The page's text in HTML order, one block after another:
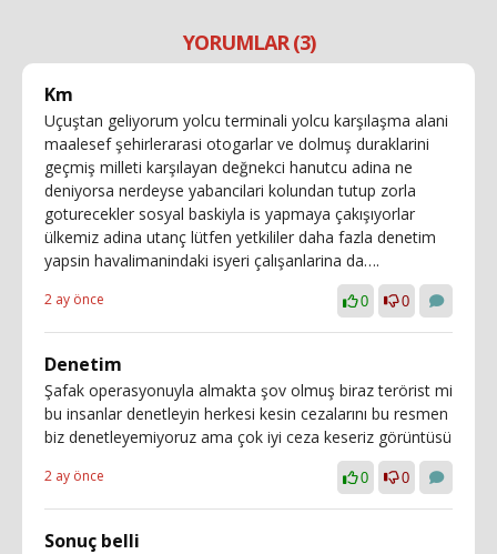
YORUMLAR (3)
Km
Uçuştan geliyorum yolcu terminali yolcu karşılaşma alani
maalesef şehirlerarasi otogarlar ve dolmuş duraklarini
geçmiş milleti karşılayan değnekci hanutcu adina ne
deniyorsa nerdeyse yabancilari kolundan tutup zorla
goturecekler sosyal baskiyla is yapmaya çakışıyorlar
ülkemiz adina utanç lütfen yetkililer daha fazla denetim
yapsin havalimanindaki isyeri çalışanlarina da….
2 ay önce 0 0
Denetim
Şafak operasyonuyla almakta şov olmuş biraz terörist mi
bu insanlar denetleyin herkesi kesin cezalarını bu resmen
biz denetleyemiyoruz ama çok iyi ceza keseriz görüntüsü
2 ay önce 0 0
Sonuç belli